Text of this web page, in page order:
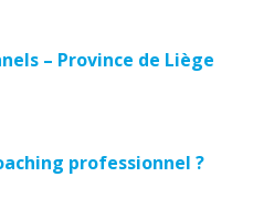
– Province de Liège
professionnel ?